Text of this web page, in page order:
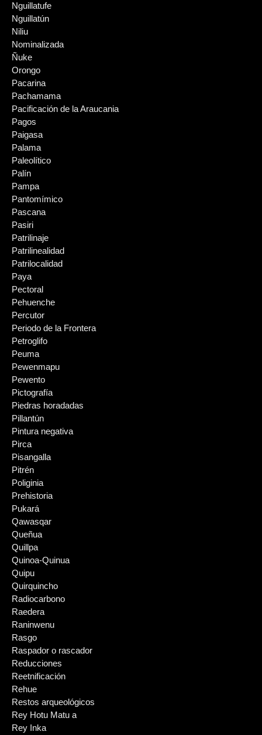
Nguillatufe
Nguillatún
Niliu
Nominalizada
Ñuke
Orongo
Pacarina
Pachamama
Pacificación de la Araucania
Pagos
Paigasa
Palama
Paleolítico
Palín
Pampa
Pantomímico
Pascana
Pasiri
Patrilinaje
Patrilinealidad
Patrilocalidad
Paya
Pectoral
Pehuenche
Percutor
Periodo de la Frontera
Petroglifo
Peuma
Pewenmapu
Pewento
Pictografía
Piedras horadadas
Pillantún
Pintura negativa
Pirca
Pisangalla
Pitrén
Poliginia
Prehistoria
Pukará
Qawasqar
Queñua
Quillpa
Quinoa-Quinua
Quipu
Quirquincho
Radiocarbono
Raedera
Raninwenu
Rasgo
Raspador o rascador
Reducciones
Reetnificación
Rehue
Restos arqueológicos
Rey Hotu Matu a
Rey Inka